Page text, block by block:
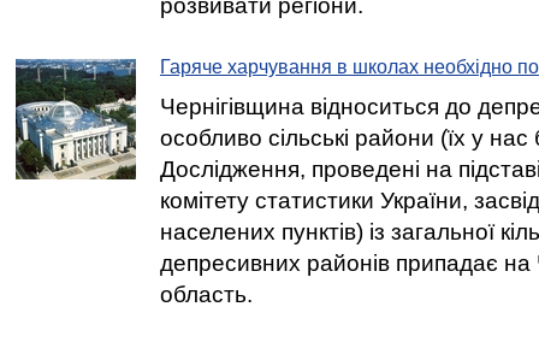
розвивати регіони.
Гаряче харчування в школах необхідно
Чернігівщина відноситься до
особливо сільські райони (їх у нас
Дослідження, проведені на
комітету статистики України,
населених пунктів) із загальної
депресивних районів припадає на
область.